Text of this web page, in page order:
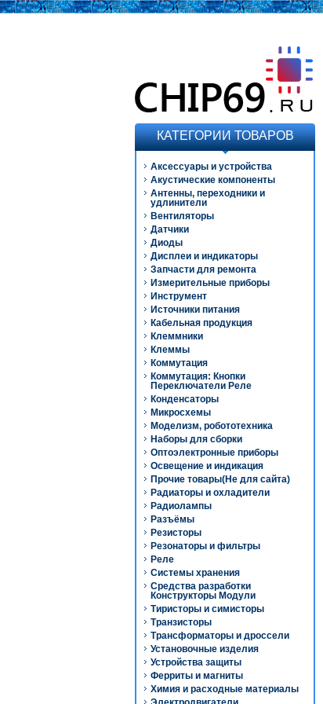
КАТЕГОРИИ ТОВАРОВ
Аксессуары и устройства
Акустические компоненты
Антенны, переходники и
удлинители
Вентиляторы
Датчики
Диоды
Дисплеи и индикаторы
Запчасти для ремонта
Измерительные приборы
Инструмент
Источники питания
Кабельная продукция
Клеммники
Клеммы
Коммутация
Коммутация: Кнопки
Переключатели Реле
Конденсаторы
Микросхемы
Моделизм, робототехника
Наборы для сборки
Оптоэлектронные приборы
Освещение и индикация
Прочие товары(Не для сайта)
Радиаторы и охладители
Радиолампы
Разъёмы
Резисторы
Резонаторы и фильтры
Реле
Системы хранения
Средства разработки
Конструкторы Модули
Тиристоры и симисторы
Транзисторы
Трансформаторы и дроссели
Установочные изделия
Устройства защиты
Ферриты и магниты
Химия и расходные материалы